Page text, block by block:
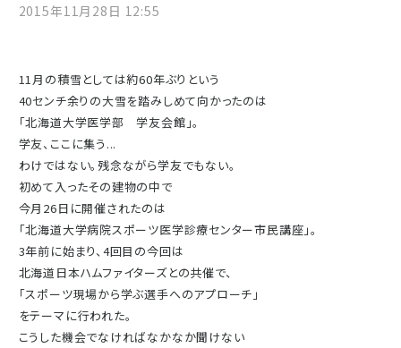
2015年11月28日 12:55
11月の積雪としては約60年ぶりという
40センチ余りの大雪を踏みしめて向かったのは
「北海道大学医学部 学友会館」。
学友、ここに集う...
わけではない。残念ながら学友でもない。
初めて入ったその建物の中で
今月26日に開催されたのは
「北海道大学病院スポーツ医学診療センター市民講座」。
3年前に始まり、4回目の今回は
北海道日本ハムファイターズとの共催で、
「スポーツ現場から学ぶ選手へのアプローチ」
をテーマに行われた。
こうした機会でなければなかなか聞けない